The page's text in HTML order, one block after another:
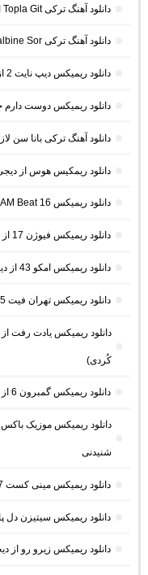
دانلود آهنگ ترکی Topla Git از کورتولوش کوش
دانلود آهنگ ترکی Kalbine Sor از Bahadır Macit و Tunahan Sakar
دانلود ریمیکس دیپ نایت 2 از احسان رمزی (ریمیکس طولانی غمگین)
دانلود ریمیکس دوست دارم
دانلود آهنگ ترکی بانا سن
دانلود ریمکیس هوس از
دانلود ریمیکس AM Beat 16 از دیجی AMB (پادکست طولانی شنیدنی)
دانلود ریمیکس فیوژن 17 از لیروی بیتز
دانلود ریمیکس امکو 43 از دیجی ام کو (پادکست طولانی عاشقانه)
دانلود ریمیکس تهران فیت 55 از دیجی باربد و محمد موریانی
دانلود ریمیکس یادت رفت
کُردی)
دانلود ریمیکس گمبرون 6 از دیجی 4A (ریمیکس طولانی شاد بندری جنوبی)
شنیدنی
دانلود ریمیکس مینی کست 7 از دیجی مهراس
دانلود ریمیکس سیتیزن دل
دانلود ریمیکس زیرو رو از